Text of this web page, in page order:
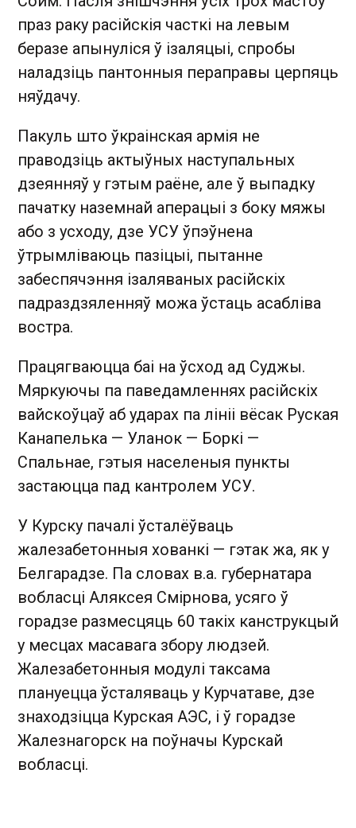
праз раку расійскія часткі на левым
беразе апынуліся ў ізаляцыі, спробы
наладзіць пантонныя пераправы церпяць
няўдачу.
Пакуль што ўкраінская армія не
праводзіць актыўных наступальных
дзеянняў у гэтым раёне, але ў выпадку
пачатку наземнай аперацыі з боку мяжы
або з усходу, дзе УСУ ўпэўнена
ўтрымліваюць пазіцыі, пытанне
забеспячэння ізаляваных расійскіх
падраздзяленняў можа ўстаць асабліва
востра.
Працягваюцца баі на ўсход ад Суджы.
Мяркуючы па паведамленнях расійскіх
вайскоўцаў аб ударах па лініі вёсак Руская
Канапелька — Уланок — Боркі —
Спальнае, гэтыя населеныя пункты
застаюцца пад кантролем УСУ.
У Курску пачалі ўсталёўваць
жалезабетонныя хованкі — гэтак жа, як у
Белгарадзе. Па словах в.а. губернатара
вобласці Аляксея Смірнова, усяго ў
горадзе размесцяць 60 такіх канструкцый
у месцах масавага збору людзей.
Жалезабетонныя модулі таксама
плануецца ўсталяваць у Курчатаве, дзе
знаходзіцца Курская АЭС, і ў горадзе
Жалезнагорск на поўначы Курскай
вобласці.